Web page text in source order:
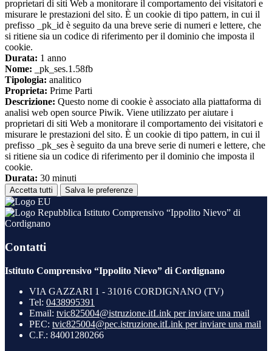
proprietari di siti Web a monitorare il comportamento dei visitatori e
misurare le prestazioni del sito. È un cookie di tipo pattern, in cui il
prefisso _pk_id è seguito da una breve serie di numeri e lettere, che
si ritiene sia un codice di riferimento per il dominio che imposta il
cookie.
Durata: 1 anno
Nome: _pk_ses.1.58fb
Tipologia: analitico
Proprieta: Prime Parti
Descrizione: Questo nome di cookie è associato alla piattaforma di
analisi web open source Piwik. Viene utilizzato per aiutare i
proprietari di siti Web a monitorare il comportamento dei visitatori e
misurare le prestazioni del sito. È un cookie di tipo pattern, in cui il
prefisso _pk_ses è seguito da una breve serie di numeri e lettere, che
si ritiene sia un codice di riferimento per il dominio che imposta il
cookie.
Durata: 30 minuti
Accetta tutti Salva le preferenze
Istituto Comprensivo “Ippolito Nievo” di
Cordignano
Contatti
Istituto Comprensivo “Ippolito Nievo” di Cordignano
VIA GAZZARI 1 - 31016 CORDIGNANO (TV)
Tel: 0438995391
Email: tvic825004@istruzione.itLink per inviare una mail
PEC: tvic825004@pec.istruzione.itLink per inviare una mail
C.F.: 84001280266